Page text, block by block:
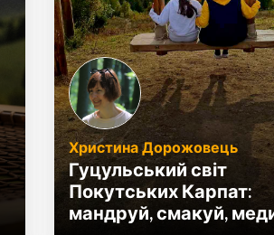
Христина Дорожовець
Гуцульський світ
Покутських Карпат:
мандруй, смакуй,